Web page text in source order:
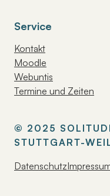
Service
Kontakt
Moodle
Webuntis
Termine und Zeiten
© 2025
STUTTGART-
Datenschutz